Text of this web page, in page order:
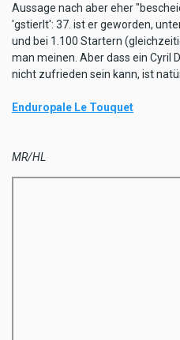
Aussage nach aber eher
'gstierlt': 37. ist er geworden,
und bei 1.100 Startern
man meinen. Aber dass ein Cyril
nicht zufrieden sein kann, ist
Enduropale Le Touquet
MR/HL